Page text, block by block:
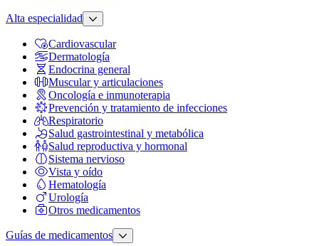
Alta especialidad
Cardiovascular
Dermatología
Endocrina general
Muscular y articulaciones
Oncología e inmunoterapia
Prevención y tratamiento de infecciones
Respiratorio
Salud gastrointestinal y metabólica
Salud reproductiva y hormonal
Sistema nervioso
Vista y oído
Hematología
Urología
Otros medicamentos
Guías de medicamentos